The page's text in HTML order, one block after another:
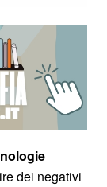
dei negativi